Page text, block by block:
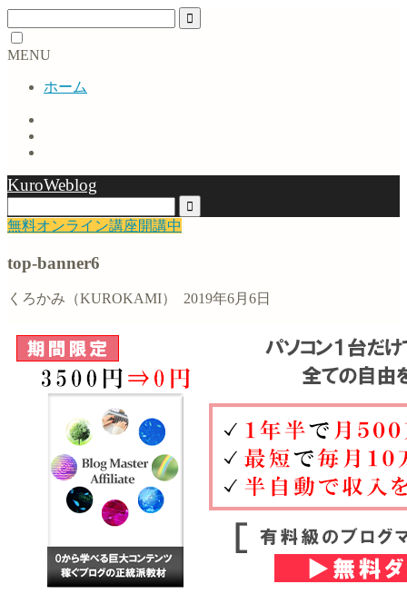
MENU
ホーム
KuroWeblog
無料オンライン講座開講中
top-banner6
くろかみ（KUROKAMI） 2019年6月6日